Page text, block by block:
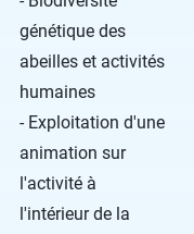
génétique des
abeilles et activités
humaines
- Exploitation d'une
animation sur
l'activité à
l'intérieur de la